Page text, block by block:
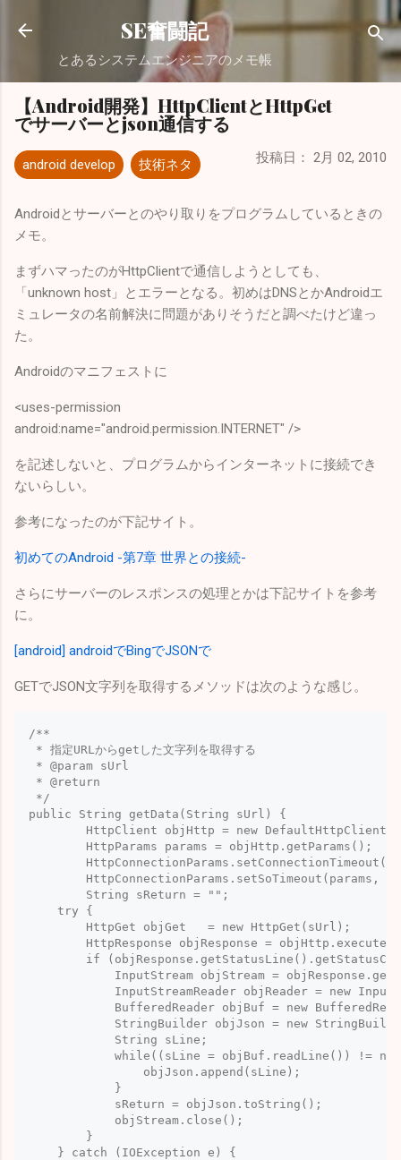
スキップしてメイン コンテンツに移動
SE奮闘記
とあるシステムエンジニアのメモ帳
【Android開発】HttpClientとHttpGet
でサーバーとjson通信する
android develop 技術ネタ 投稿日： 2月 02, 2010
Androidとサーバーとのやり取りをプログラムしているときの
メモ。
まずハマったのがHttpClientで通信しようとしても、
「unknown host」とエラーとなる。初めはDNSとかAndroidエ
ミュレータの名前解決に問題がありそうだと調べたけど違っ
た。
Androidのマニフェストに
<uses-permission
android:name="android.permission.INTERNET" />
を記述しないと、プログラムからインターネットに接続でき
ないらしい。
参考になったのが下記サイト。
初めてのAndroid -第7章 世界との接続-
さらにサーバーのレスポンスの処理とかは下記サイトを参考
に。
[android] androidでBingでJSONで
GETでJSON文字列を取得するメソッドは次のような感じ。
/**
* 指定URLからgetした文字列を取得する
* @param sUrl
* @return
*/
public String getData(String sUrl) {
    try {
HttpResponse objResponse =
if
InputStream objStream =
InputStreamReader objReader = new
BufferedReader objBuf = new
StringBuilder objJson = new
            String sLine;
while((sLine = objBuf.readLine()) !=
            }
            sReturn = objJson.toString();
            objStream.close();
        }
    } catch (IOException e) {